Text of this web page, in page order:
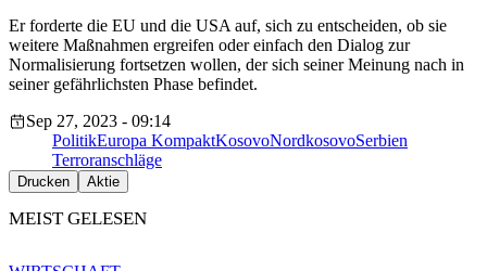
Er forderte die EU und die USA auf, sich zu entscheiden, ob sie
weitere Maßnahmen ergreifen oder einfach den Dialog zur
Normalisierung fortsetzen wollen, der sich seiner Meinung nach in
seiner gefährlichsten Phase befindet.
Sep 27, 2023 - 09:14
PolitikEuropa KompaktKosovoNordkosovoSerbien
Terroranschläge
Drucken Aktie
MEIST GELESEN